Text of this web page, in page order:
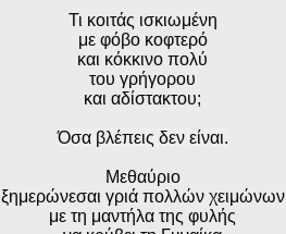
Τι κοιτάς ισκιωμένη
με φόβο κοφτερό
και κόκκινο πολύ
του γρήγορου
και αδίστακτου;
Όσα βλέπεις δεν είναι.
Μεθαύριο
ξημερώνεσαι γριά πολλών χειμώνων
με τη μαντήλα της φυλής